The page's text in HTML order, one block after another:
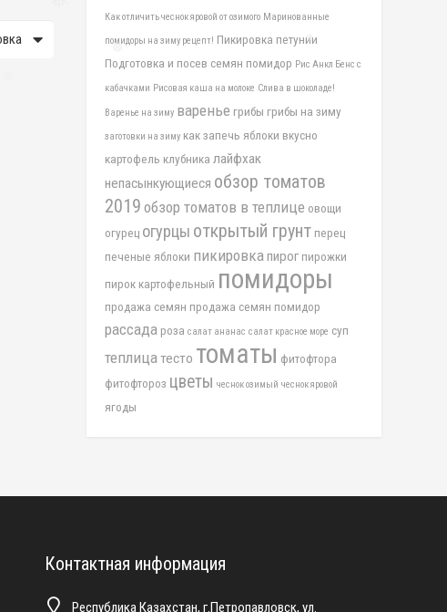
❅
❅
❅
Как отличить чеснок яровой от озимого Маринованные
помидоры на зиму рецепт! Пикировка петунии
Подготовка и посев семян помидор Рис Анкл Бенс с
кабачками Рисовая каша на молоке Слива в шоколаде!
Варенье на зиму варенье грибы грибы на зиму
заготовки на зиму как запечь яблоки вкусно
картофель клубника лайфхак
непасынкующиеся обзор томатов
2019 обзор томатов в теплице овощи
огурец огурцы открытый грунт перец
печеные яблоки пикировкапирог пирожки
пирок картофельный помидоры
продажа семян продажа семян помидор
рассада роза салат ананас салат красное море суп
теплицатесто томаты фитофтора
фитофтороз цветы чеснок озимый чеснок яровой
ягоды
Контактная информация
Республика Казахстан, г.Петропавловск, ул.